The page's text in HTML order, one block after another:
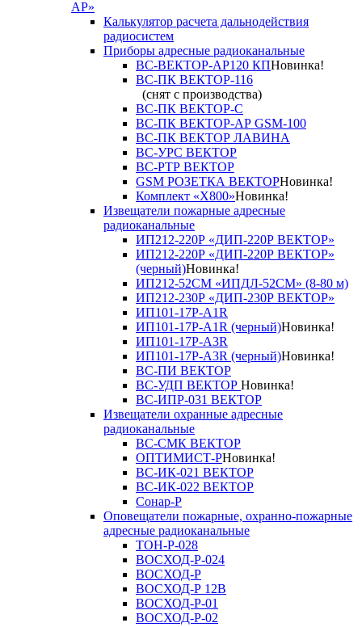
АР»
Калькулятор расчета дальнодействия
радиосистем
Приборы адресные радиоканальные
ВС-ВЕКТОР-АР120 КПНовинка!
ВС-ПК ВЕКТОР-116
(снят с производства)
ВС-ПК ВЕКТОР-С
ВС-ПК ВЕКТОР-АР GSM-100
ВС-ПК ВЕКТОР ЛАВИНА
ВС-УРС ВЕКТОР
ВС-РТР ВЕКТОР
GSM РОЗЕТКА ВЕКТОРНовинка!
Комплект «X800»Новинка!
Извещатели пожарные адресные
радиоканальные
ИП212-220Р «ДИП-220Р ВЕКТОР»
ИП212-220Р «ДИП-220Р ВЕКТОР»
(черный)Новинка!
ИП212-52СМ «ИПДЛ-52СМ» (8-80 м)
ИП212-230Р «ДИП-230Р ВЕКТОР»
ИП101-17Р-A1R
ИП101-17Р-A1R (черный)Новинка!
ИП101-17Р-A3R
ИП101-17Р-A3R (черный)Новинка!
ВС-ПИ ВЕКТОР
ВС-УДП ВЕКТОР Новинка!
ВС-ИПР-031 ВЕКТОР
Извещатели охранные адресные
радиоканальные
ВС-СМК ВЕКТОР
ОПТИМИСТ-РНовинка!
ВС-ИК-021 ВЕКТОР
ВС-ИК-022 ВЕКТОР
Сонар-Р
Оповещатели пожарные, охранно-пожарные
адресные радиоканальные
ТОН-Р-028
ВОСХОД-Р-024
ВОСХОД-Р
ВОСХОД-Р 12В
ВОСХОД-Р-01
ВОСХОД-Р-02